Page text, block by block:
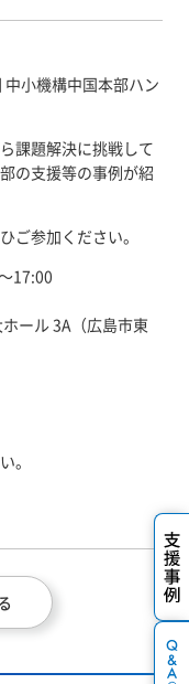
小機構中国本部ハン
課題解決に挑戦して
の支援等の事例が紹
ご参加ください。
17:00
ル 3A（広島市東
。